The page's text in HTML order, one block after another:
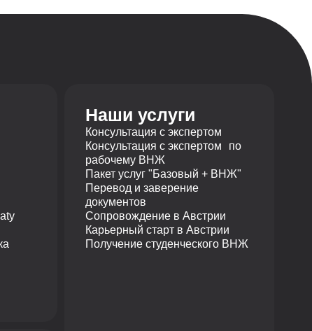
Наши услуги
Консультация с экспертом
Консультация с экспертом по
рабочему ВНЖ
Пакет услуг "Базовый + ВНЖ"
Перевод и заверение
документов
Сопровождение в Австрии
Карьерный старт в Австрии
Получение студенческого ВНЖ